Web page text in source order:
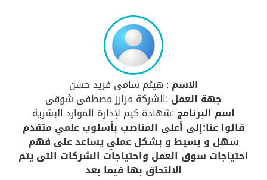
الاسم : هيثم سامى فريد حسن
جهة العمل :الشركة مزارز مصطفى شوقى
اسم البرنامج:شهادة كيم لإدارة الموارد البشرية
قالوا عنا:إلى أعلى المناصب بأسلوب علمي متقدم
سهل و بسيط و بشكل عملي يساعد على فهم
احتياجات سوق العمل واحتياجات الشركات التى يتم
الالتحاق بها فيما بعد